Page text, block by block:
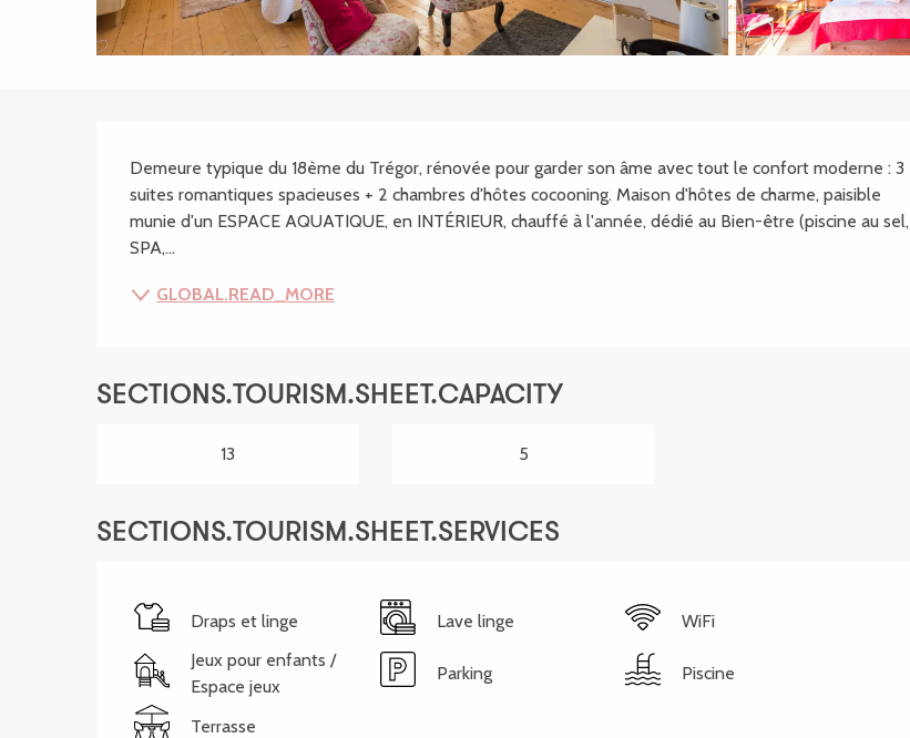
SECTIONS.TOURISM.SHEET.DESCRIPTION
Demeure typique du 18ème du Trégor, rénovée pour garder son âme avec tout le confort moderne : 3
suites romantiques spacieuses + 2 chambres d'hôtes cocooning. Maison d'hôtes de charme, paisible
munie d'un ESPACE AQUATIQUE, en INTÉRIEUR, chauffé à l'année, dédié au Bien-être (piscine au sel,
SPA,...
GLOBAL.READ_MORE
SECTIONS.TOURISM.SHEET.CAPACITY
13 5
SECTIONS.TOURISM.SHEET.SERVICES
Draps et linge Lave linge
WiFi
Jeux pour enfants /
Espace jeux
Parking Piscine
Terrasse